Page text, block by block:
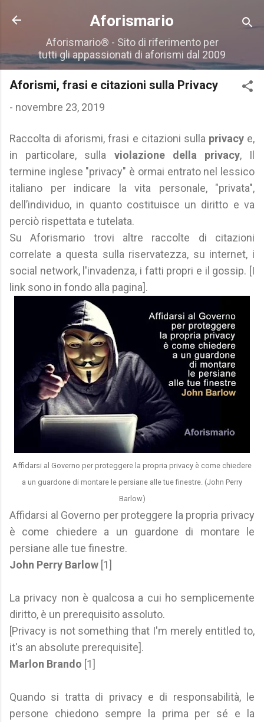
Passa ai contenuti principali
Aforismario
Aforismario® - Sito di riferimento per
tutti gli appassionati di aforismi dal 2009
Aforismi, frasi e citazioni sulla Privacy
- novembre 23, 2019
Raccolta di aforismi, frasi e citazioni sulla privacye,
in particolare, sulla violazione della privacy, Il
termine inglese "privacy" è ormai entrato nel lessico
italiano per indicare la vita personale, "privata",
dell’individuo, in quanto costituisce un diritto e va
perciò rispettata e tutelata.
Su Aforismario trovi altre raccolte di citazioni
correlate a questa sulla riservatezza, su internet, i
social network, l'invadenza, i fatti propri e il gossip. [I
link sono in fondo alla pagina].
Affidarsi al Governo per proteggere la propria privacy è come chiedere
a un guardone di montare le persiane alle tue finestre. (John Perry
Barlow)
Affidarsi al Governo per proteggere la propria privacy
è come chiedere a un guardone di montare le
persiane alle tue finestre.
John Perry Barlow [1]
La privacy non è qualcosa a cui ho semplicemente
diritto, è un prerequisito assoluto.
[Privacy is not something that I'm merely entitled to,
it's an absolute prerequisite].
Marlon Brando [1]
Quando si tratta di privacy e di responsabilità, le
persone chiedono sempre la prima per sé e la